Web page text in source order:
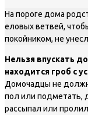
На пороге дома
еловых ветвей,
покойником, не
Нельзя впускать
находится гроб с
Домочадцы не
пол или подметать,
рассыпал или